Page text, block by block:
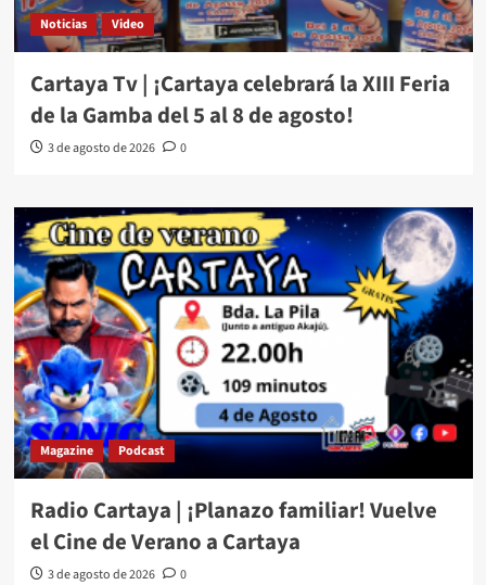
Noticias Video
Cartaya Tv | ¡Cartaya celebrará la XIII Feria
de la Gamba del 5 al 8 de agosto!
3 de agosto de 2026 0
Magazine Podcast
Radio Cartaya | ¡Planazo familiar! Vuelve
el Cine de Verano a Cartaya
3 de agosto de 2026 0